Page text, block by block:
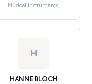
Musical Instruments,
knutselen
H
HANNE BLOCH